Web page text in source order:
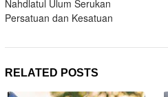
Nahdlatul Ulum Serukan
Persatuan dan Kesatuan
RELATED POSTS